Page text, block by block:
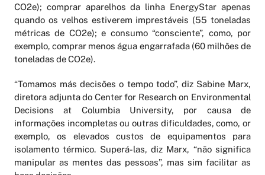
CO2e); comprar aparelhos da linha EnergyStar apenas
quando os velhos estiverem imprestáveis (55 toneladas
métricas de CO2e); e consumo “consciente”, como, por
exemplo, comprar menos água engarrafada (60 milhões de
toneladas de CO2e).
“Tomamos más decisões o tempo todo”, diz Sabine Marx,
diretora adjunta do Center for Research on Environmental
Decisions at Columbia University, por causa de
informações incompletas ou outras dificuldades, como, or
exemplo, os elevados custos de equipamentos para
isolamento térmico. Superá-las, diz Marx, “não significa
manipular as mentes das pessoas”, mas sim facilitar as